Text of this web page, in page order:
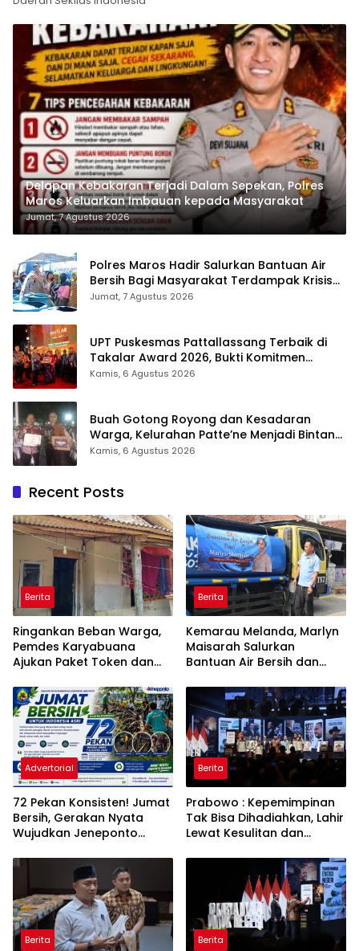
Delapan Kebakaran Terjadi Dalam Sepekan, Polres
Maros Keluarkan Imbauan kepada Masyarakat
Jumat, 7 Agustus 2026
Polres Maros Hadir Salurkan Bantuan Air
Bersih Bagi Masyarakat Terdampak Krisis
Air Bersih Di Maros
Jumat, 7 Agustus 2026
UPT Puskesmas Pattallassang Terbaik di
Takalar Award 2026, Bukti Komitmen
Hadirkan Pelayanan Kesehatan Berkualitas
Kamis, 6 Agustus 2026
Buah Gotong Royong dan Kesadaran
Warga, Kelurahan Patte’ne Menjadi Bintang
Takalar Award 2026
Kamis, 6 Agustus 2026
Recent Posts
Berita
Ringankan Beban Warga,
Pemdes Karyabuana
Ajukan Paket Token dan
PLN
Berita
Kemarau Melanda, Marlyn
Maisarah Salurkan
Bantuan Air Bersih dan
Babakan Madang
Advertorial
72 Pekan Konsisten! Jumat
Bersih, Gerakan Nyata
Wujudkan Jeneponto
ASRI
Berita
Prabowo : Kepemimpinan
Tak Bisa Dihadiahkan, Lahir
Lewat Kesulitan dan
Berita Berita